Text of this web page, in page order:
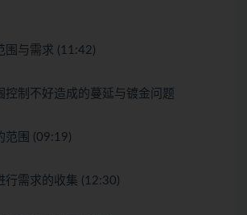
围与需求 (11:42)
控制不好造成的蔓延与镀金问题
范围 (09:19)
行需求的收集 (12:30)